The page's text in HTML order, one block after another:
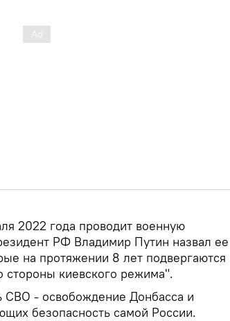
2022 года проводит военную
РФ Владимир Путин назвал ее
на протяжении 8 лет подвергаются
стороны киевского режима".
СВО - освобождение Донбасса и
безопасность самой России.